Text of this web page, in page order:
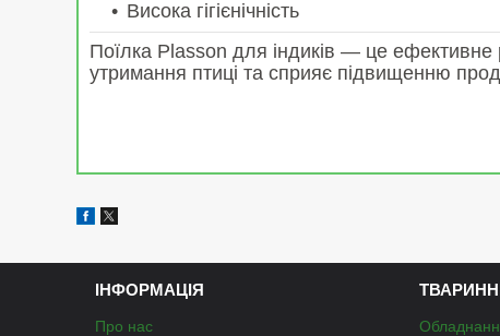
Висока гігієнічність
Поїлка Plasson для індиків — це
утримання птиці та сприяє підвищенню
ІНФОРМАЦІЯ
Про нас